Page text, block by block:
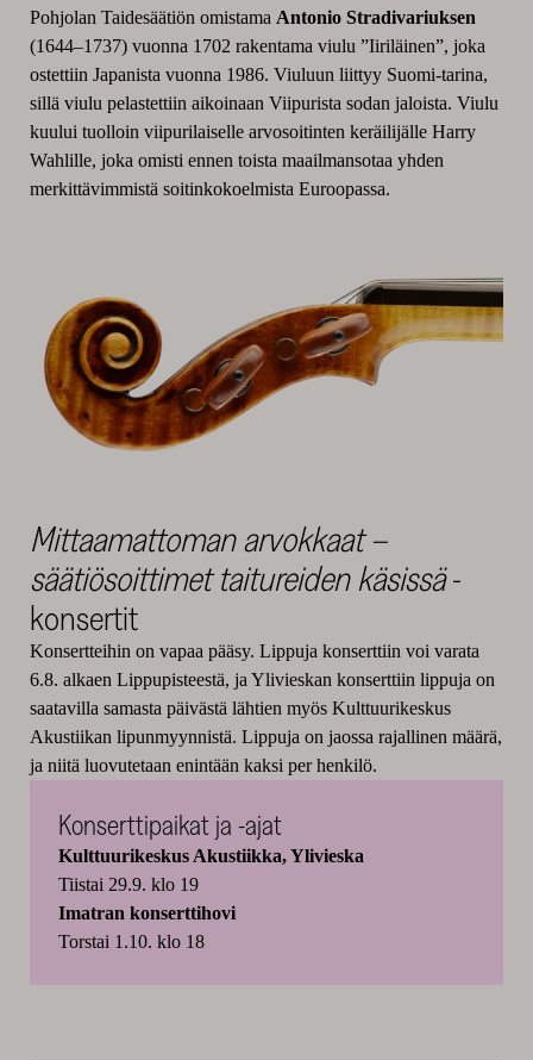
Pohjolan Taidesäätiön omistama Antonio Stradivariuksen
(1644–1737) vuonna 1702 rakentama viulu ”Iiriläinen”, joka
ostettiin Japanista vuonna 1986. Viuluun liittyy Suomi-tarina,
sillä viulu pelastettiin aikoinaan Viipurista sodan jaloista. Viulu
kuului tuolloin viipurilaiselle arvosoitinten keräilijälle Harry
Wahlille, joka omisti ennen toista maailmansotaa yhden
merkittävimmistä soitinkokoelmista Euroopassa.
Mittaamattoman arvokkaat –
säätiösoittimet taitureiden käsissä-
konsertit
Konsertteihin on vapaa pääsy. Lippuja konserttiin voi varata
6.8. alkaen Lippupisteestä, ja Ylivieskan konserttiin lippuja on
saatavilla samasta päivästä lähtien myös Kulttuurikeskus
Akustiikan lipunmyynnistä. Lippuja on jaossa rajallinen määrä,
ja niitä luovutetaan enintään kaksi per henkilö.
Konserttipaikat ja -ajat
Kulttuurikeskus Akustiikka, Ylivieska
Tiistai 29.9. klo 19
Imatran konserttihovi
Torstai 1.10. klo 18